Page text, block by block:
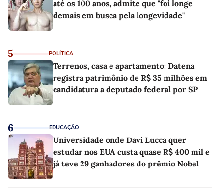
até os 100 anos, admite que "foi longe
demais em busca pela longevidade"
5 POLÍTICA
Terrenos, casa e apartamento: Datena
registra patrimônio de R$ 35 milhões em
candidatura a deputado federal por SP
6 EDUCAÇÃO
Universidade onde Davi Lucca quer
estudar nos EUA custa quase R$ 400 mil e
já teve 29 ganhadores do prêmio Nobel